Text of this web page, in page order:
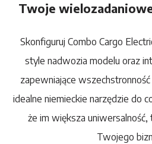
Twoje
Skonfiguruj Combo Cargo
style nadwozia modelu oraz
zapewniające
idealne niemieckie narzędzie do
że im większa
Twojego